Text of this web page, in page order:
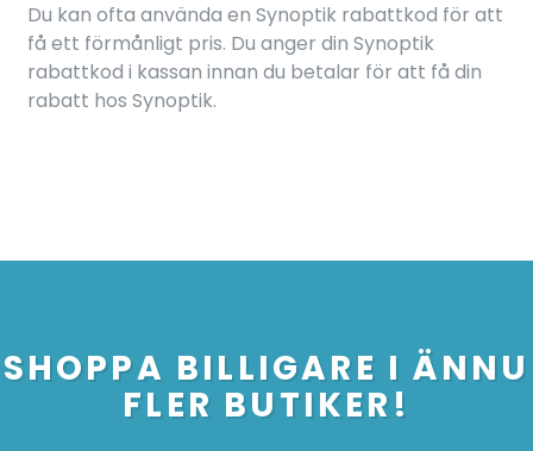
Du kan ofta använda en Synoptik rabattkod för att
få ett förmånligt pris. Du anger din Synoptik
rabattkod i kassan innan du betalar för att få din
rabatt hos Synoptik.
SHOPPA BILLIGARE I ÄNNU
FLER BUTIKER!